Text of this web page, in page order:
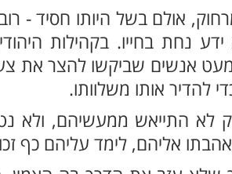
אולם בשל היותו חסיד -
נחת בחייו. בקהילות
אנשים שביקשו להצר את
להדיר אותו משלוותו.
לא התייאש ממעשיהם, ולא
אליהם, לימד עליהם כף